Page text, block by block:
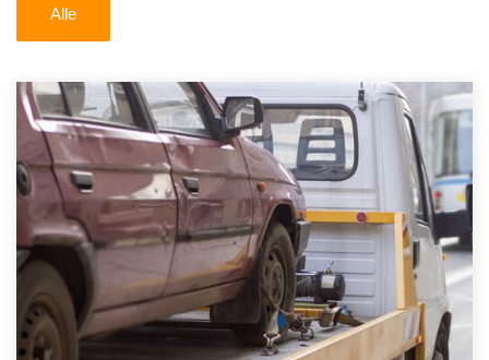
U kunt er ook voor kiezen om direct uw sloopauto te
verkopen en op te laten halen door de Sloopauto
Ophaaldienst van Autosloperijen.nl. Wij kunnen uw
auto gratis ophalen in Zandpol. Neem telefonisch
contact op of maak een terugbelafspraak. Wilt u
direct een tweedehands auto onderdelen offerte
aanvragen? Dat kan via de Onderdelenlijn! Vul uw
kenteken in en druk op verzenden.
Wij kunnen u helpen met de inkoop van auto's van
Alle